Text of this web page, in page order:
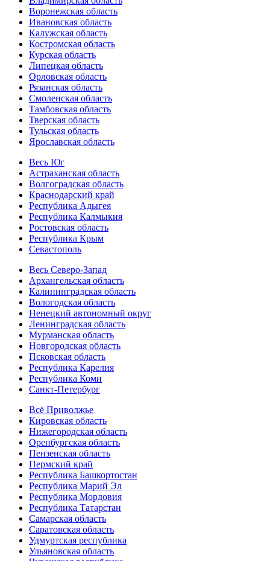
Воронежская область
Ивановская область
Калужская область
Костромская область
Курская область
Липецкая область
Орловская область
Рязанская область
Смоленская область
Тамбовская область
Тверская область
Тульская область
Ярославская область
Весь Юг
Астраханская область
Волгоградская область
Краснодарский край
Республика Адыгея
Республика Калмыкия
Ростовская область
Республика Крым
Севастополь
Весь Северо-Запад
Архангельская область
Калининградская область
Вологодская область
Ненецкий автономный округ
Ленинградская область
Мурманская область
Новгородская область
Псковская область
Республика Карелия
Республика Коми
Санкт-Петербург
Всё Приволжье
Кировская область
Нижегородская область
Оренбургская область
Пензенская область
Пермский край
Республика Башкортостан
Республика Марий Эл
Республика Мордовия
Республика Татарстан
Самарская область
Саратовская область
Удмуртская республика
Ульяновская область